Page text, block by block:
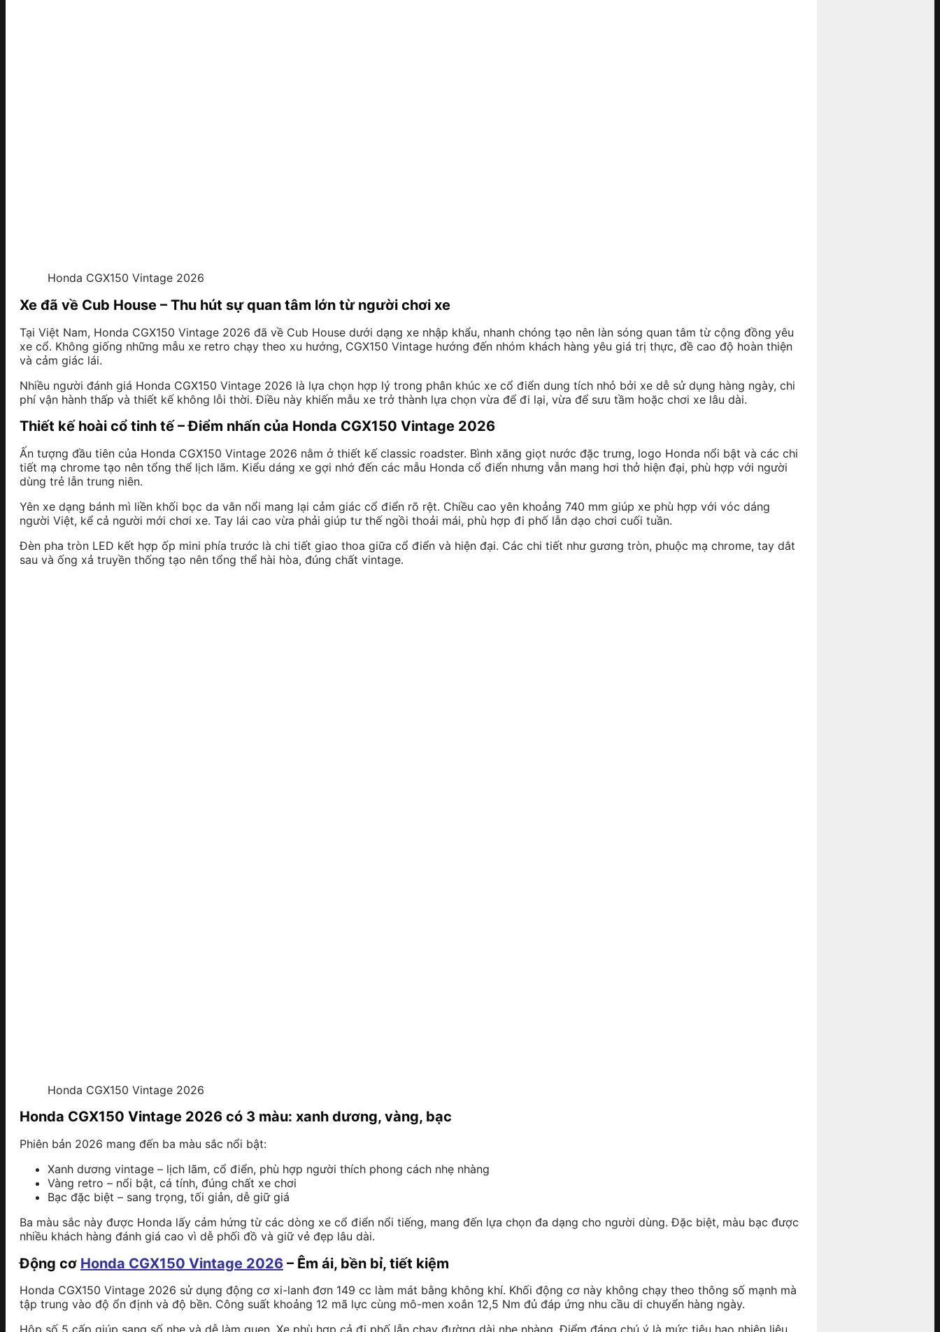
Honda CGX150 Vintage 2026
Xe đã về Cub House – Thu hút sự quan tâm lớn từ người chơi xe
Tại Việt Nam, Honda CGX150 Vintage 2026 đã về Cub House dưới dạng xe nhập khẩu, nhanh chóng tạo nên làn sóng quan tâm từ cộng đồng yêu
xe cổ. Không giống những mẫu xe retro chạy theo xu hướng, CGX150 Vintage hướng đến nhóm khách hàng yêu giá trị thực, đề cao độ hoàn thiện
và cảm giác lái.
Nhiều người đánh giá Honda CGX150 Vintage 2026 là lựa chọn hợp lý trong phân khúc xe cổ điển dung tích nhỏ bởi xe dễ sử dụng hàng ngày, chi
phí vận hành thấp và thiết kế không lỗi thời. Điều này khiến mẫu xe trở thành lựa chọn vừa để đi lại, vừa để sưu tầm hoặc chơi xe lâu dài.
Thiết kế hoài cổ tinh tế – Điểm nhấn của Honda CGX150 Vintage 2026
Ấn tượng đầu tiên của Honda CGX150 Vintage 2026 nằm ở thiết kế classic roadster. Bình xăng giọt nước đặc trưng, logo Honda nổi bật và các chi
tiết mạ chrome tạo nên tổng thể lịch lãm. Kiểu dáng xe gợi nhớ đến các mẫu Honda cổ điển nhưng vẫn mang hơi thở hiện đại, phù hợp với người
dùng trẻ lẫn trung niên.
Yên xe dạng bánh mì liền khối bọc da vân nổi mang lại cảm giác cổ điển rõ rệt. Chiều cao yên khoảng 740 mm giúp xe phù hợp với vóc dáng
người Việt, kể cả người mới chơi xe. Tay lái cao vừa phải giúp tư thế ngồi thoải mái, phù hợp đi phố lẫn dạo chơi cuối tuần.
Đèn pha tròn LED kết hợp ốp mini phía trước là chi tiết giao thoa giữa cổ điển và hiện đại. Các chi tiết như gương tròn, phuộc mạ chrome, tay dắt
sau và ống xả truyền thống tạo nên tổng thể hài hòa, đúng chất vintage.
Honda CGX150 Vintage 2026
Honda CGX150 Vintage 2026 có 3 màu: xanh dương, vàng, bạc
Phiên bản 2026 mang đến ba màu sắc nổi bật:
Xanh dương vintage – lịch lãm, cổ điển, phù hợp người thích phong cách nhẹ nhàng
Vàng retro – nổi bật, cá tính, đúng chất xe chơi
Bạc đặc biệt – sang trọng, tối giản, dễ giữ giá
Ba màu sắc này được Honda lấy cảm hứng từ các dòng xe cổ điển nổi tiếng, mang đến lựa chọn đa dạng cho người dùng. Đặc biệt, màu bạc được
nhiều khách hàng đánh giá cao vì dễ phối đồ và giữ vẻ đẹp lâu dài.
Động cơ Honda CGX150 Vintage 2026 – Êm ái, bền bỉ, tiết kiệm
Honda CGX150 Vintage 2026 sử dụng động cơ xi-lanh đơn 149 cc làm mát bằng không khí. Khối động cơ này không chạy theo thông số mạnh mà
tập trung vào độ ổn định và độ bền. Công suất khoảng 12 mã lực cùng mô-men xoắn 12,5 Nm đủ đáp ứng nhu cầu di chuyển hàng ngày.